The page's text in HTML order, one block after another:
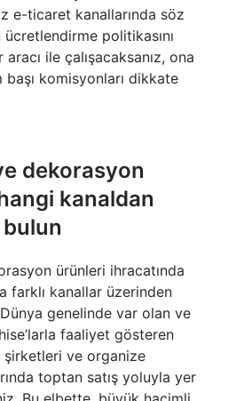
e-ticaret kanallarında söz
politikasını
ile çalışacaksanız, ona
komisyonları dikkate
dekorasyon
kanaldan
bulun
ürünleri ihracatında
farklı kanallar üzerinden
genelinde var olan ve
faaliyet gösteren
şirketleri ve organize
toptan satış yoluyla yer